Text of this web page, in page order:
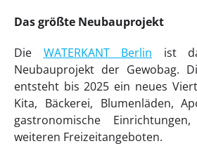
Das größte Neubauprojekt
Die WATERKANT Berlin ist
Neubauprojekt der Gewobag.
entsteht bis 2025 ein neues
Kita, Bäckerei‚ Blumenläden,
gastronomische
weiteren Freizeitangeboten.